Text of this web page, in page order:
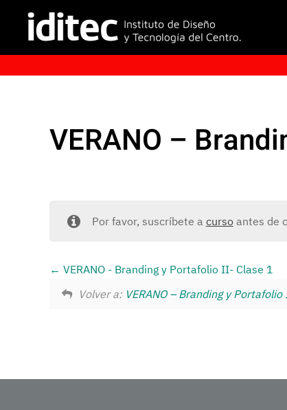
VERANO –
Por favor, suscríbete a cursoantes de
VERANO - Branding y Portafolio II- Clase 1
Volver a: VERANO – Branding y Portafolio